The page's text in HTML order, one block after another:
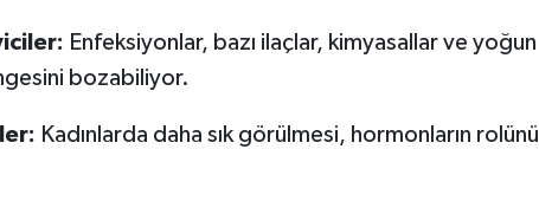
Enfeksiyonlar, bazı ilaçlar, kimyasallar ve yoğun
bozabiliyor.
Kadınlarda daha sık görülmesi, hormonların rolünü